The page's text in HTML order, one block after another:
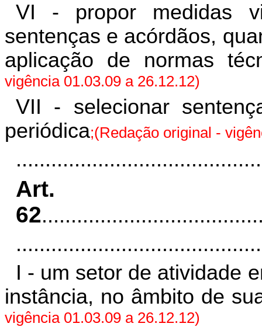
VI - propor medidas
sentenças e acórdãos,
aplicação de normas
vigência 01.03.09 a 26.12.12)
VII - selecionar
periódica;(Redação original -
Art.
62
I - um setor de atividade
instância, no âmbito de
vigência 01.03.09 a 26.12.12)